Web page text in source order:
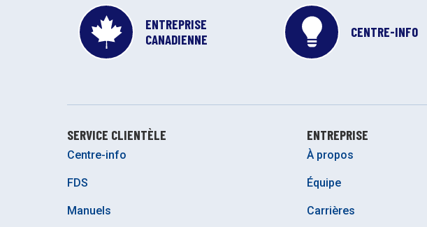
ENTREPRISE
CANADIENNE
CENTRE-INFO
SERVICE CLIENTÈLE
Centre-info
FDS
Manuels
ENTREPRISE
À propos
Équipe
Carrières